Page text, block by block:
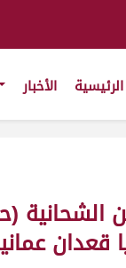
الرئيسية الأخبار
عمانيات